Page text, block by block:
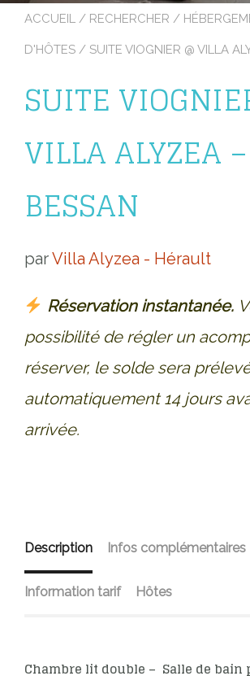
ACCUEIL / RECHERCHER /
D'HÔTES / SUITE VIOGNIER @ VILLA
SUITE
VILLA ALYZEA –
BESSAN
parVilla Alyzea - Hérault
Réservation instantanée.
possibilité de régler un
réserver, le solde sera
automatiquement 14 jours
arrivée.
Description Infos complémentaires
Information tarif Hôtes
Chambre lit double – Salle de